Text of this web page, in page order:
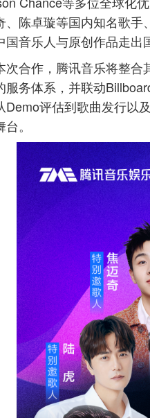
、陈卓璇等国内知名歌手
国音乐人与原创作品走出
次合作，腾讯音乐将整
服务体系，并联动
Demo评估到歌曲发行以
。